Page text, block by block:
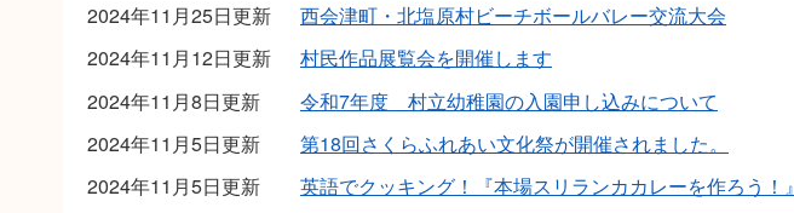
2024年11月25日更新
西会津町・北塩原村ビーチボールバレー交流大会
2024年11月12日更新
村民作品展覧会を開催します
2024年11月8日更新
令和7年度 村立幼稚園の入園申し込みについて
2024年11月5日更新
第18回さくらふれあい文化祭が開催されました。
2024年11月5日更新
英語でクッキング！『本場スリランカカレーを作ろう！』